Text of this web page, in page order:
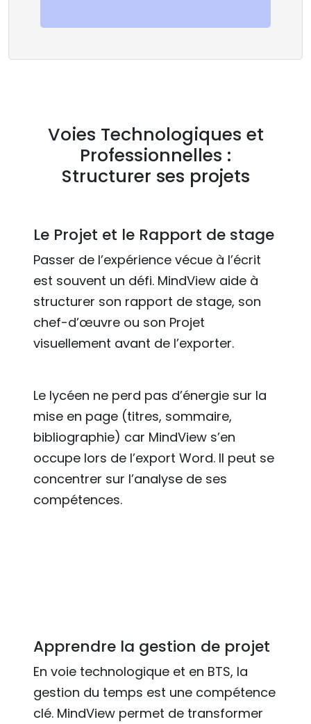
Voies Technologiques et
Professionnelles :
Structurer ses projets
Le Projet et le Rapport de stage
Passer de l’expérience vécue à l’écrit
est souvent un défi. MindView aide à
structurer son rapport de stage, son
chef-d’œuvre ou son Projet
visuellement avant de l’exporter.
Le lycéen ne perd pas d’énergie sur la
mise en page (titres, sommaire,
bibliographie) car MindView s’en
occupe lors de l’export Word. Il peut se
concentrer sur l’analyse de ses
compétences.
Apprendre la gestion de projet
En voie technologique et en BTS, la
gestion du temps est une compétence
clé. MindView permet de transformer